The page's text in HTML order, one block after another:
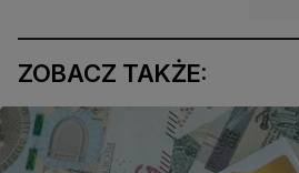
ZOBACZ TAKŻE: